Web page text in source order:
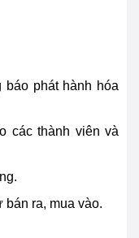
phát hành hóa
các thành viên và
ra, mua vào.